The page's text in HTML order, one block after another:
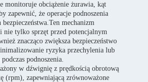
monitoruje obciążenie żurawia, kąt
zapewnić, że operacje podnoszenia
mechanizm
nie tylko sprzęt przed potencjalnym
znacząco zwiększa bezpieczeństwo
ryzyka przechylenia lub
podnoszenia.
w dźwignię z prędkością obrotową
(rpm), zapewniającą zrównoważone